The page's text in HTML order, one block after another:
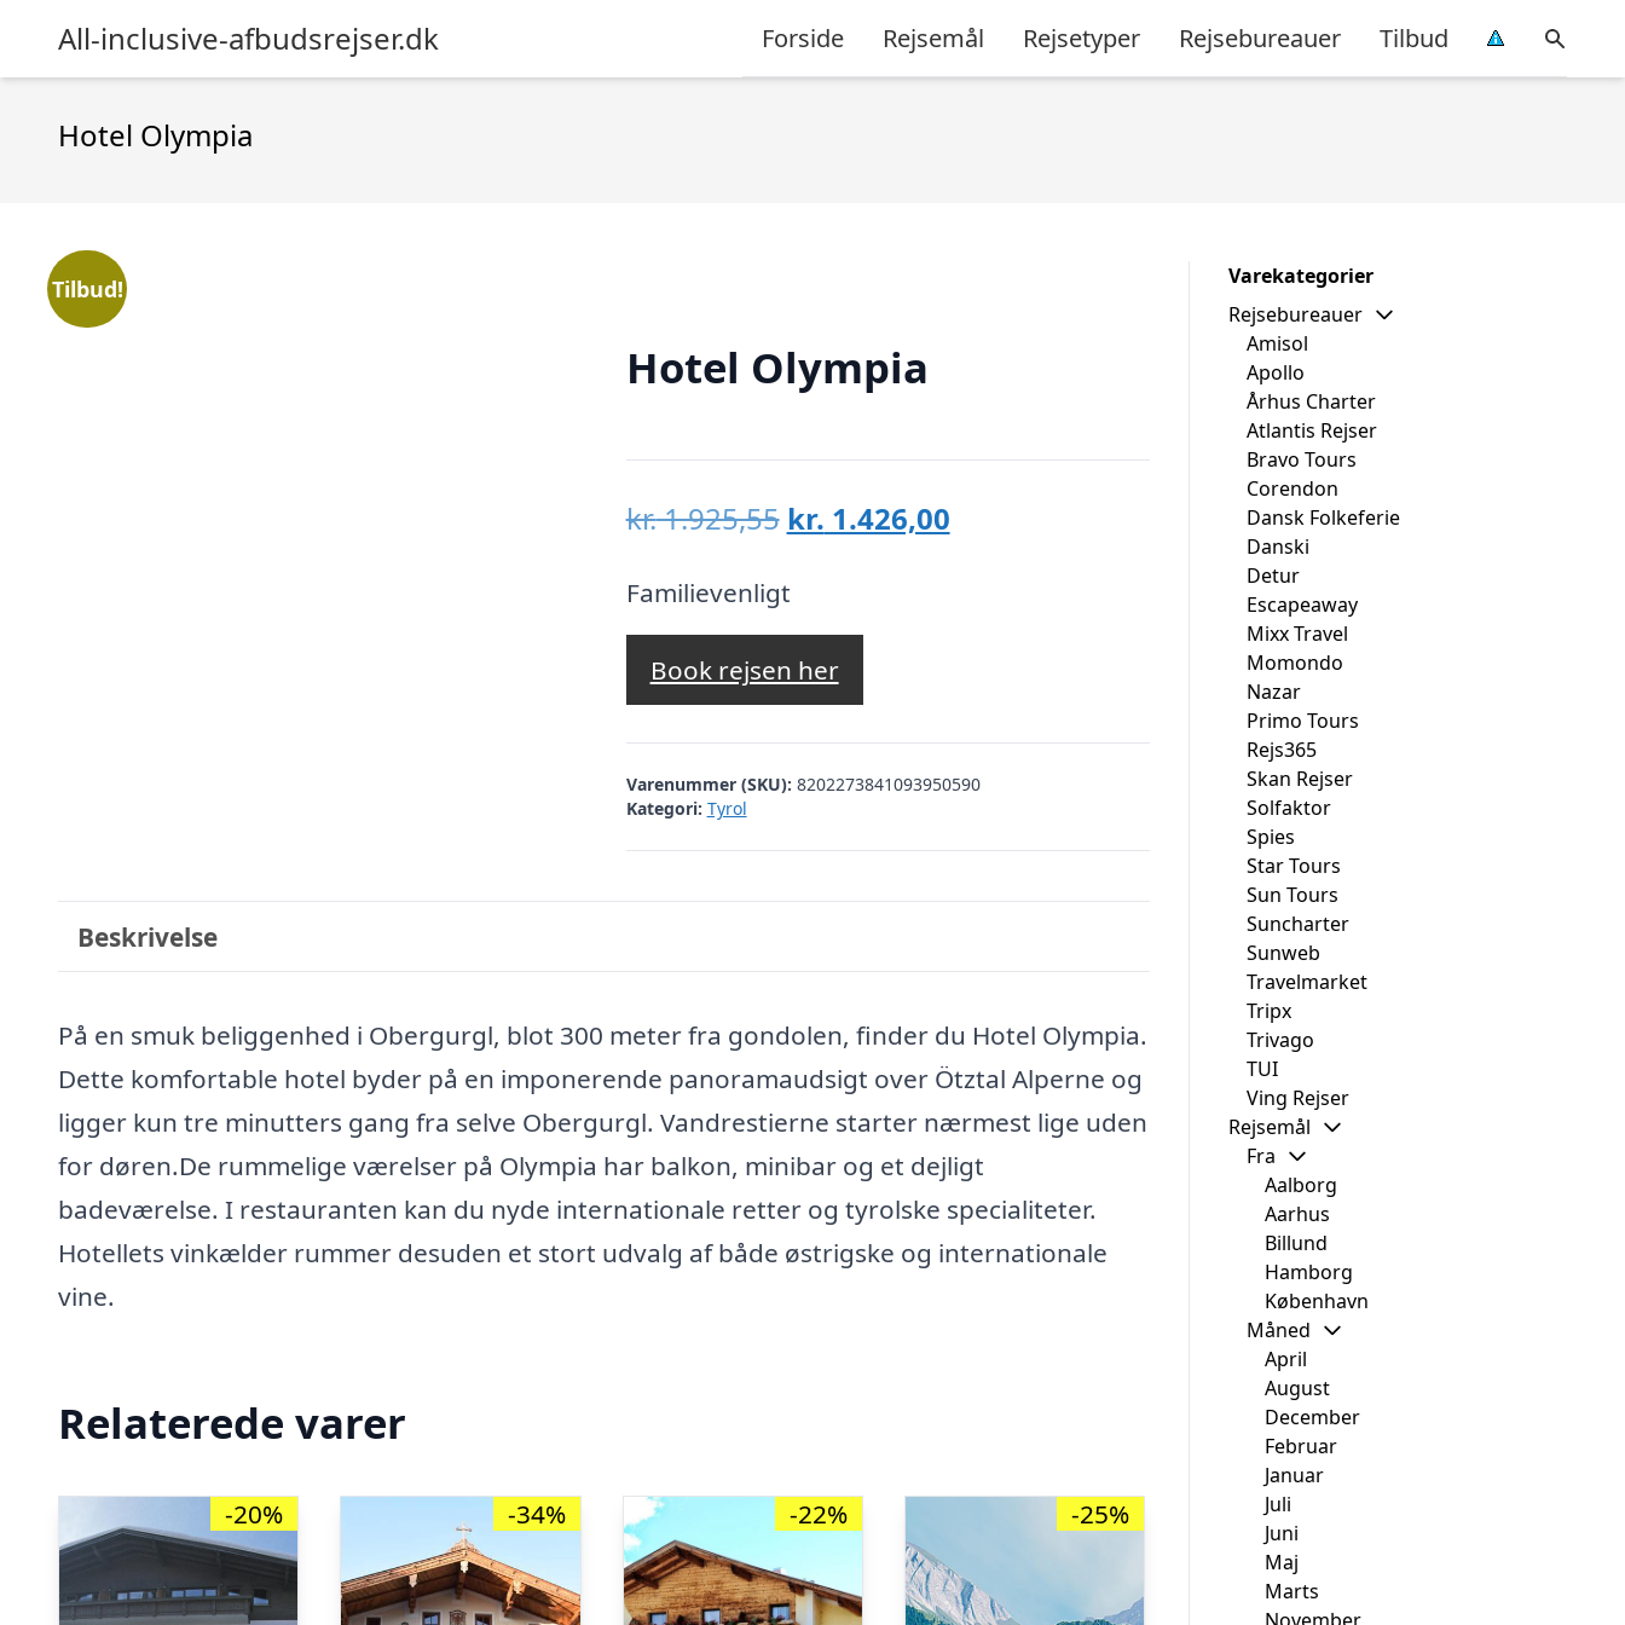
All-inclusive-afbudsrejser.dk Forside Rejsemål Rejsetyper Rejsebureauer Tilbud
Hotel Olympia
Tilbud!
Hotel Olympia
kr.1.925,55 Den
pris
var:
kr. 1.925,55.
kr. 1.426,00Den
Familievenligt
Book rejsen her
Varenummer (SKU): 8202273841093950590
Kategori: Tyrol
Beskrivelse
På en smuk beliggenhed i Obergurgl, blot 300 meter fra gondolen, finder du Hotel Olympia.
Dette komfortable hotel byder på en imponerende panoramaudsigt over Ötztal Alperne og
ligger kun tre minutters gang fra selve Obergurgl. Vandrestierne starter nærmest lige uden
for døren.De rummelige værelser på Olympia har balkon, minibar og et dejligt
badeværelse. I restauranten kan du nyde internationale retter og tyrolske specialiteter.
Hotellets vinkælder rummer desuden et stort udvalg af både østrigske og internationale
vine.
Relaterede varer
-20% -34% -22% -25%
Varekategorier
Rejsebureauer
Amisol
Apollo
Århus Charter
Atlantis Rejser
Bravo Tours
Corendon
Dansk Folkeferie
Danski
Detur
Escapeaway
Mixx Travel
Momondo
Nazar
Primo Tours
Rejs365
Skan Rejser
Solfaktor
Spies
Star Tours
Sun Tours
Suncharter
Sunweb
Travelmarket
Tripx
Trivago
TUI
Ving Rejser
Rejsemål
Fra
Aalborg
Aarhus
Billund
Hamborg
København
Måned
April
August
December
Februar
Januar
Juli
Juni
Maj
Marts